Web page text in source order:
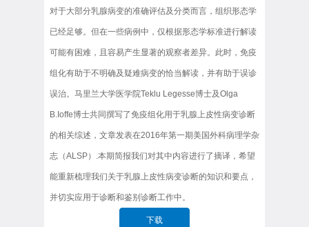
对于大部分乳腺病变的准确评估及分类而言，组织形态学
已经足够。但在一些病例中，仅根据形态学标准进行解读
可能有困难，且容易产生显著的观察者差异。此时，免疫
组化有助于不明确及疑难病变的恰当解读，并有助于误诊
误治。马里兰大学医学院Teklu Legesse博士及Olga
B.Ioffe博士共同撰写了免疫组化用于乳腺上皮性病变诊断
的相关综述，文章发表在2016年第一期美国外科病理学杂
志（ALSP）.本期简报我们对其中内容进行了摘译，希望
能重新梳理我们关于乳腺上皮性病变诊断的知识和要点，
并切实应用于诊断和鉴别诊断工作中。
下载